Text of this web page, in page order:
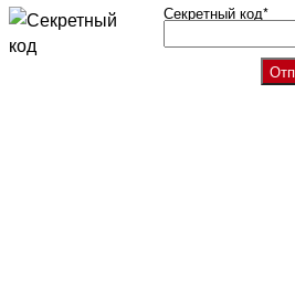
Секретный код*